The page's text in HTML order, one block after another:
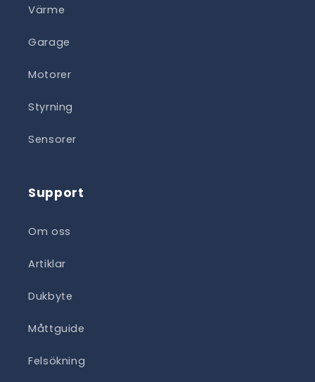
Värme
Garage
Motorer
Styrning
Sensorer
Support
Om oss
Artiklar
Dukbyte
Måttguide
Felsökning